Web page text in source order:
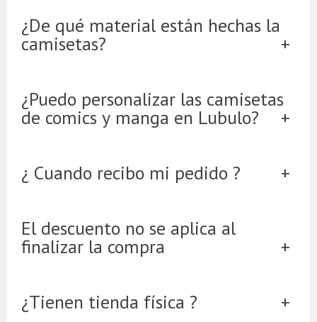
¿De qué material están hechas la
camisetas?
¿Puedo personalizar las camisetas
de comics y manga en Lubulo?
¿ Cuando recibo mi pedido ?
El descuento no se aplica al
finalizar la compra
¿Tienen tienda física ?